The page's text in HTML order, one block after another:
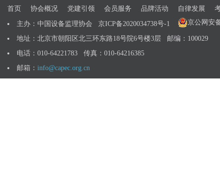
首页 协会概况 党建引领 会员服务 品牌活动 自律发展
主办：中国设备监理协会 京ICP备2020034738号-1 京公网安
地址：北京市朝阳区北三环东路18号院6号楼3层 邮编：100029
电话：010-64221783 传真：010-64216385
邮箱： info@capec.org.cn